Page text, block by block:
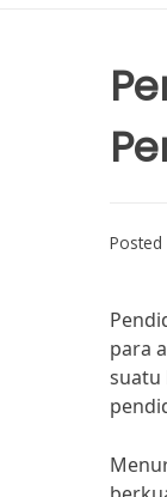
Posted
para
suatu